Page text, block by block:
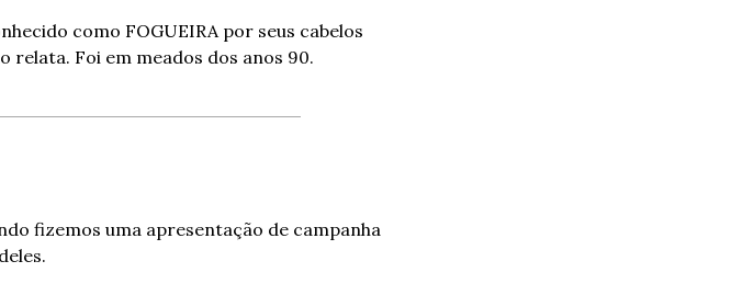
como FOGUEIRA por seus cabelos
relata. Foi em meados dos anos 90.
fizemos uma apresentação de campanha